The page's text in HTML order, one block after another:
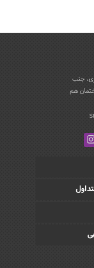
جنب
هم